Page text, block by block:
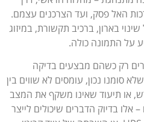
האל פסק, ועד הצרכנים עצמם.
בארון, ברכיב תקשורת, במיזוג
על התמונה כולה.
רק כשהם מבצעים בדיקה
סומנו נכון, עומסים לא שווים בין
או תיעוד שאינו משקף את המצב
אלו בדיוק הדברים שיכולים לייצר